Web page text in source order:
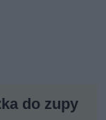
do zupy